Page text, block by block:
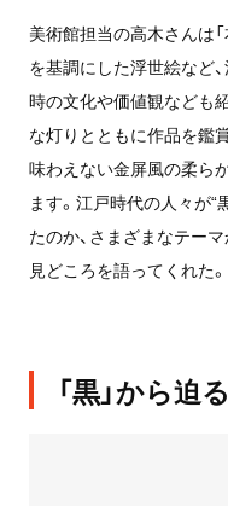
美術館担当の高木さんは
を基調にした浮世絵など
時の文化や価値観なども
な灯りとともに作品を鑑
味わえない金屏風の柔ら
ます。江戸時代の人々が“
たのか、さまざまなテー
見どころを語ってくれた。
「黒」から